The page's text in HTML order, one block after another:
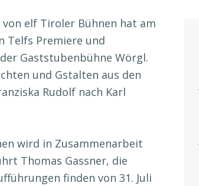
elf Tiroler Bühnen hat am
Telfs Premiere und
Gaststubenbühne Wörgl.
und Gstalten aus den
Rudolf nach Karl
wird in Zusammenarbeit
Thomas Gassner, die
finden von 31. Juli